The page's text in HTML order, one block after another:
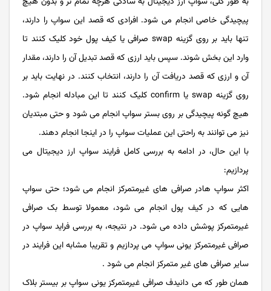
پیچیدگی خاصی انجام می شود. افرادی که قصد این سواپ را دارند،
تنها باید بر روی گزینه swap صرافی یا کیف پول خود کلیک کنند تا
وارد این بخش شوند. سپس باید ارزی که قصد تبدیل آن را دارند، مقدار
آن و ارزی که قصد دریافت آن را دارند، انتخاب کنند. در نهایت باید بر
روی گزینه swap یا confirm کلیک کنند تا این مبادله انجام شود.
هیچ گونه پیچیدگی بر روی بستر سواپ انجام می شود و حتی مبتدیان
نیز می توانند به راحتی این عملیات سواپ را در اینجا انجام دهند.
با این حال، در ادامه به بررسی کامل فرایند سواپ ارز دیجیتال می
پردازیم:
اکثر سواپ هادر صرافی های غیرمتمرکز انجام می شود؛ حتی سواپ
هایی که در کیف پول انجام می شود، معمولا توسط بک صرافی
غیرمتمرکز پوشش داده می شود. در نتیجه، به بررسی فراید سواپ در
صرافی غیرمتمرکز یونی سواپ می پردازیم و تقریبا مشابه این فرایند در
سایر صرافی های غیر متمرکز انجام می شود .
همان طور که می دانیدف صرافی غیرمتمرکز یونی سواپ بر بیستر بلاک